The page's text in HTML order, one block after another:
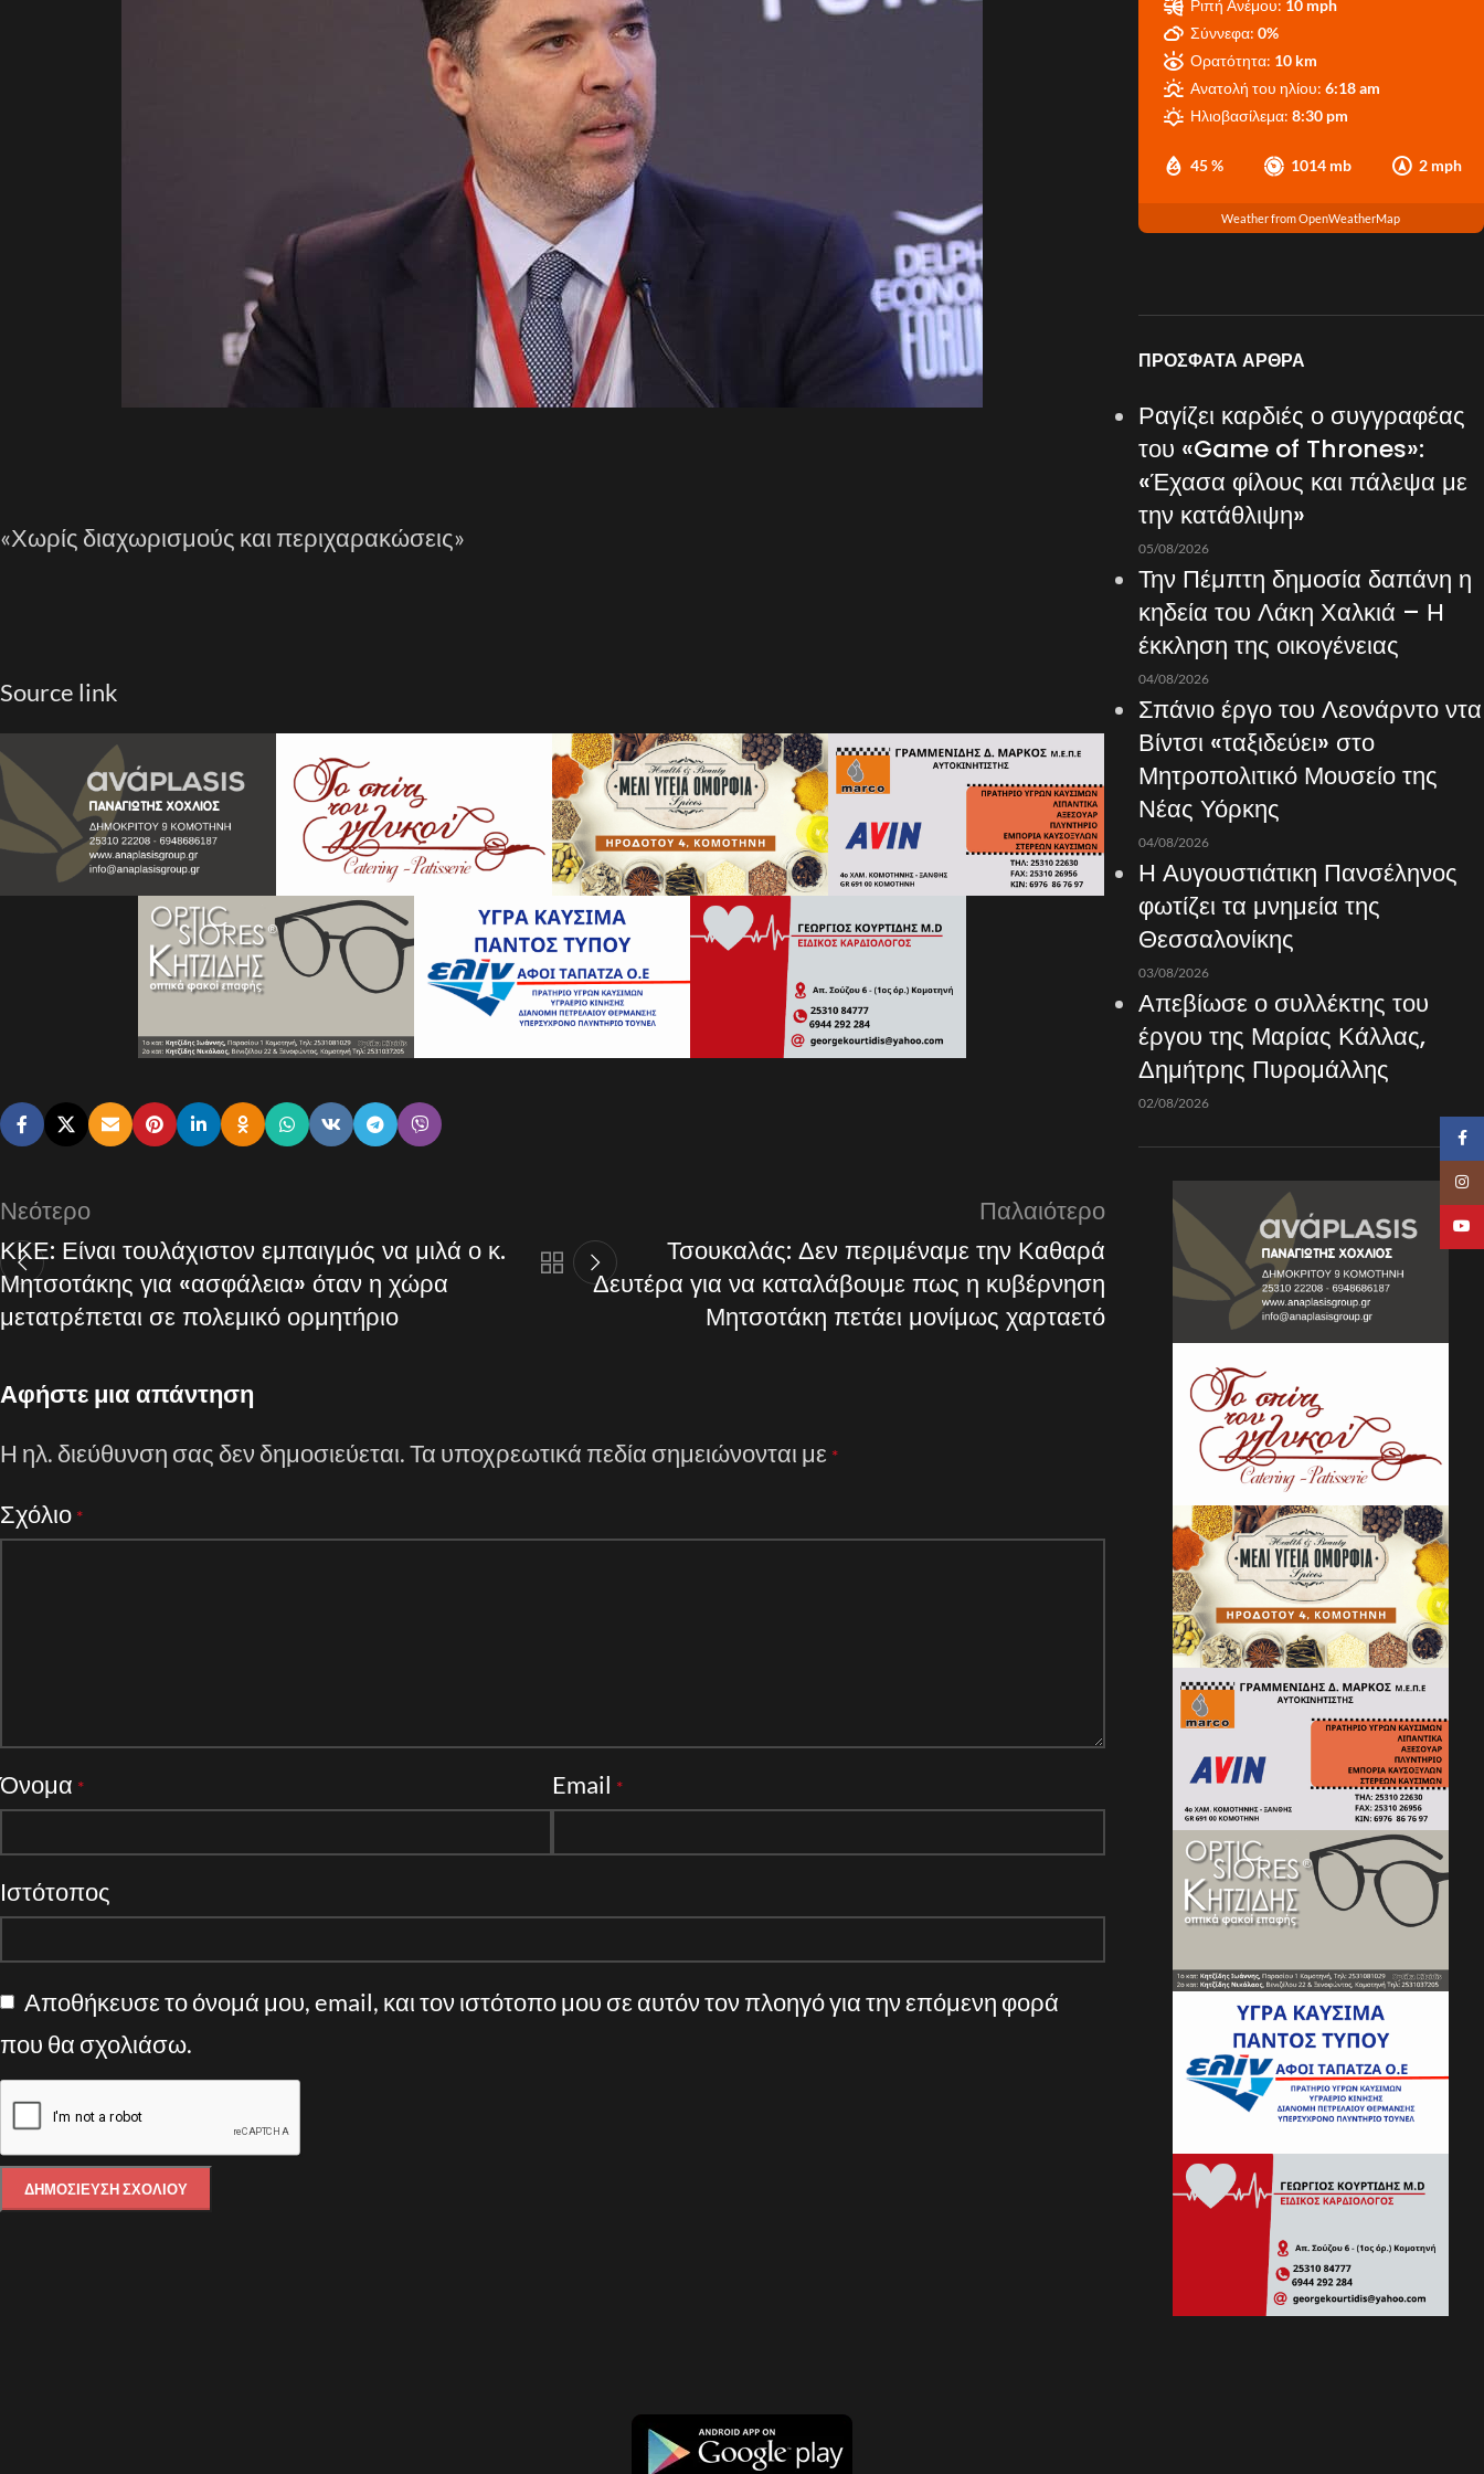
«Χωρίς διαχωρισμούς και περιχαρακώσεις»
Source link
Νεότερο
ΚΚΕ: Είναι τουλάχιστον εμπαιγμός να μιλά ο κ.
Μητσοτάκης για «ασφάλεια» όταν η χώρα
μετατρέπεται σε πολεμικό ορμητήριο
Παλαιότερο
Τσουκαλάς: Δεν περιμέναμε την Καθαρά
Δευτέρα για να καταλάβουμε πως η κυβέρνηση
Μητσοτάκη πετάει μονίμως χαρταετό
Αφήστε μια απάντηση
Η ηλ. διεύθυνση σας δεν δημοσιεύεται.Τα υποχρεωτικά πεδία σημειώνονται με *
Σχόλιο *
Όνομα * Email *
Ιστότοπος
Αποθήκευσε το όνομά μου, email, και τον ιστότοπο μου σε αυτόν τον πλοηγό για την επόμενη φορά
που θα σχολιάσω.
45 % 1014 mb 2 mph
Ριπή Ανέμου: 10 mph
Σύννεφα: 0%
Ορατότητα: 10 km
Ανατολή του ηλίου: 6:18 am
Ηλιοβασίλεμα: 8:30 pm
Weather from OpenWeatherMap
ΠΡΌΣΦΑΤΑ ΆΡΘΡΑ
Ραγίζει καρδιές ο συγγραφέας
του «Game of Thrones»:
«Έχασα φίλους και πάλεψα με
την κατάθλιψη»
05/08/2026
Την Πέμπτη δημοσία δαπάνη η
κηδεία του Λάκη Χαλκιά – Η
έκκληση της οικογένειας
04/08/2026
Σπάνιο έργο του Λεονάρντο ντα
Βίντσι «ταξιδεύει» στο
Μητροπολιτικό Μουσείο της
Νέας Υόρκης
04/08/2026
Η Αυγουστιάτικη Πανσέληνος
φωτίζει τα μνημεία της
Θεσσαλονίκης
03/08/2026
Απεβίωσε ο συλλέκτης του
έργου της Μαρίας Κάλλας,
Δημήτρης Πυρομάλλης
02/08/2026